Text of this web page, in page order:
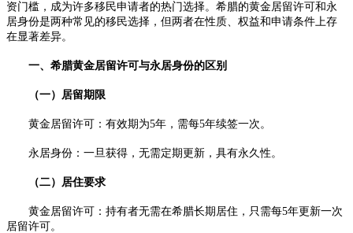
资门槛，成为许多移民申请者的热门选择。希腊的黄金居留许可和永
居身份是两种常见的移民选择，但两者在性质、权益和申请条件上存
在显著差异。
一、希腊黄金居留许可与永居身份的区别
（一）居留期限
黄金居留许可：有效期为5年，需每5年续签一次。
永居身份：一旦获得，无需定期更新，具有永久性。
（二）居住要求
黄金居留许可：持有者无需在希腊长期居住，只需每5年更新一次
居留许可。